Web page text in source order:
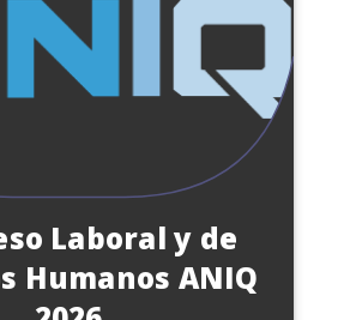
Laboral y de
Humanos ANIQ